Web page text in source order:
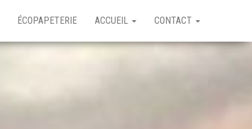
ÉCOPAPETERIE ACCUEIL CONTACT